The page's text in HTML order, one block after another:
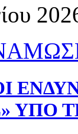
ΥΠΟ